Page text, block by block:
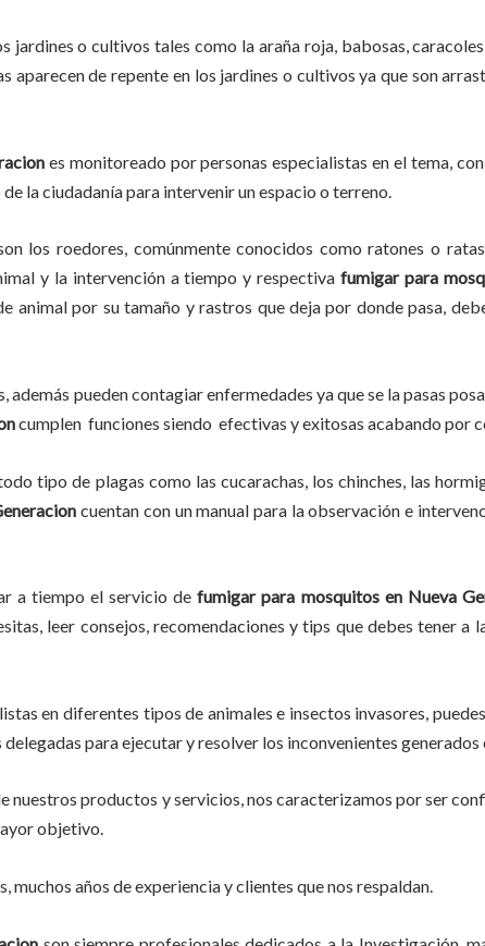
jardines o cultivos tales como la araña roja, babosas,
aparecen de repente en los jardines o cultivos ya que son
es monitoreado por personas especialistas en el tema,
la ciudadanía para intervenir un espacio o terreno.
los roedores, comúnmente conocidos como ratones o
y la intervención a tiempo y respectiva fumigar para
por su tamaño y rastros que deja por donde pasa,
pueden contagiar enfermedades ya que se la pasas
cumplen funciones siendo efectivas y exitosas acabando por
tipo de plagas como las cucarachas, los chinches, las
cuentan con un manual para la observación e
a tiempo el servicio defumigar para mosquitos en Nueva
leer consejos, recomendaciones y tips que debes tener a
en diferentes tipos de animales e insectos invasores,
delegadas para ejecutar y resolver los inconvenientes generados
productos y servicios, nos caracterizamos por ser
objetivo.
años de experiencia y clientes que nos respaldan.